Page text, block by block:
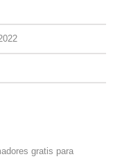
gratis para